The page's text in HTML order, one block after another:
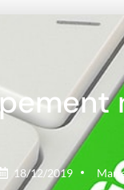
18/12/2019